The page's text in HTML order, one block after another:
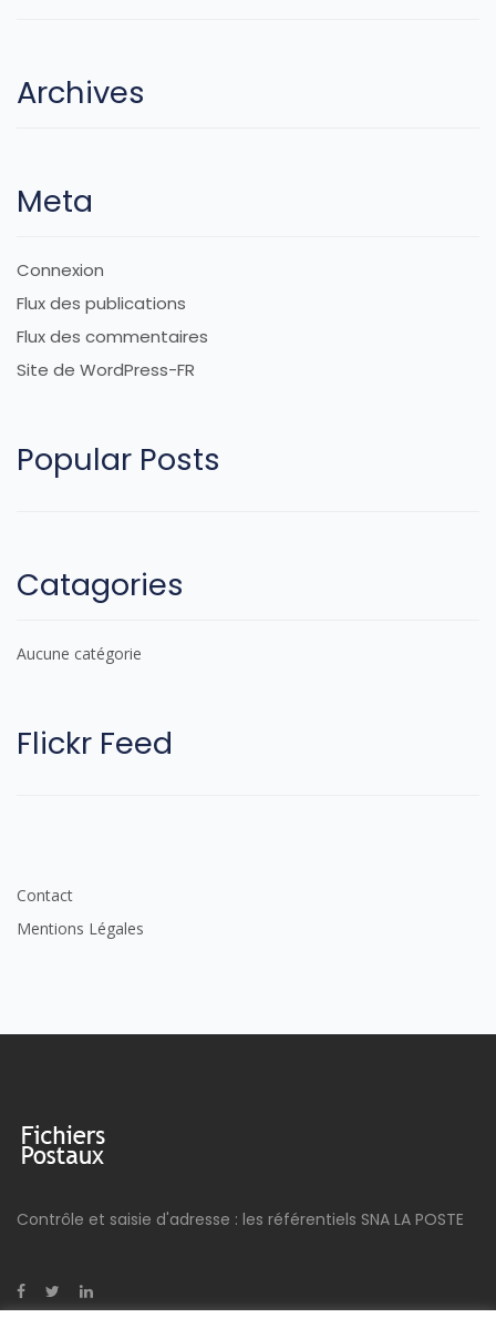
Archives
Meta
Connexion
Flux des publications
Flux des commentaires
Site de WordPress-FR
Popular Posts
Catagories
Aucune catégorie
Flickr Feed
Contact
Mentions Légales
Contrôle et saisie d'adresse : les référentiels SNA LA POSTE